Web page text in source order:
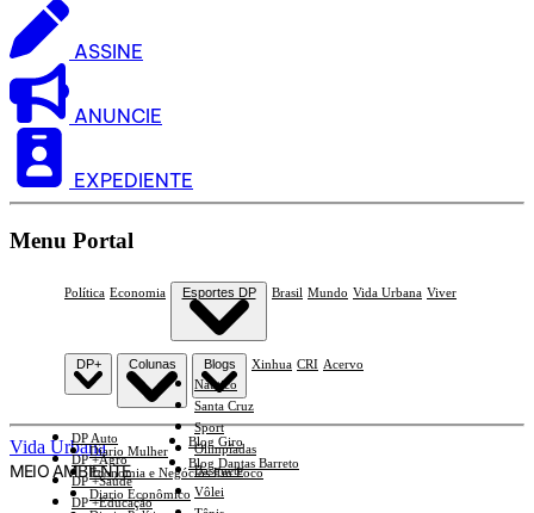
ASSINE
ANUNCIE
EXPEDIENTE
Menu Portal
Política Economia Esportes DP
Náutico
Santa Cruz
Sport
Olimpíadas
Basquete
Vôlei
Brasil Mundo Vida Urbana Viver
DP+
DP Auto
DP +Agro
DP +Saúde
DP +Educação
Colunas
Diario Mulher
Economia e Negócios Em Foco
Diario Econômico
Blogs
Blog Giro
Blog Dantas Barreto
Xinhua CRI Acervo
Vida Urbana
MEIO AMBIENTE